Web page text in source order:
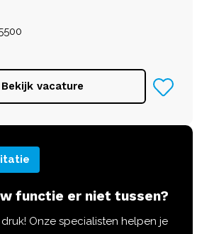
Bekijk vacature
functie er niet tussen?
Onze specialisten helpen je